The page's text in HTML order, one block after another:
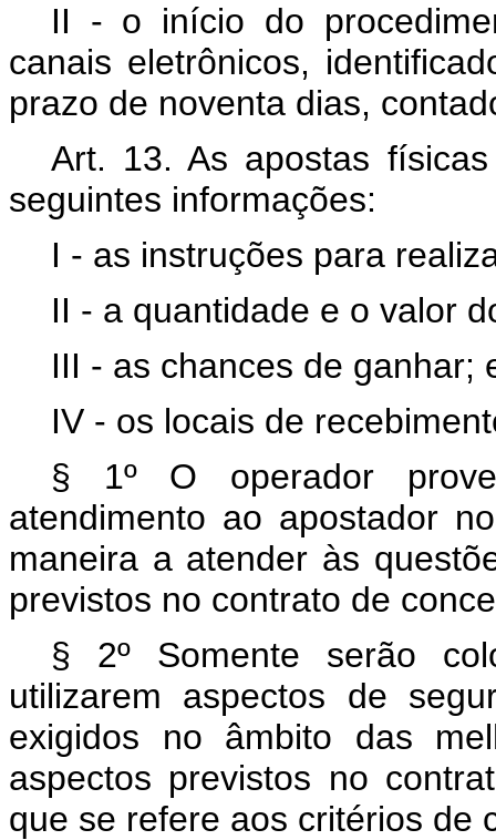
II - o início do
canais eletrônicos,
prazo de noventa dias,
Art. 13. As apostas
seguintes informações:
I - as instruções para
II - a quantidade e o valor
III - as chances de ganhar;
IV - os locais de
§ 1º O operador
atendimento ao apostador
maneira a atender às
previstos no contrato de
§ 2º Somente serão
utilizarem aspectos de
exigidos no âmbito das
aspectos previstos no
que se refere aos critérios de